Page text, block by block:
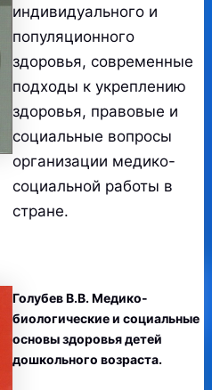
индивидуального и
популяционного
здоровья, современные
подходы к укреплению
здоровья, правовые и
социальные вопросы
организации медико-
социальной работы в
стране.
Голубев В.В. Медико-
биологические и социальные
основы здоровья детей
дошкольного возраста.